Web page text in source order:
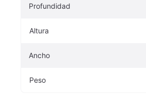
Profundidad
Altura
Ancho
Peso